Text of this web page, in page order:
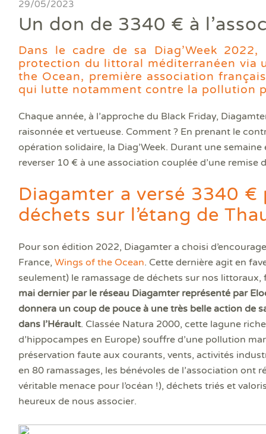
Actualités
Trouver une agence
Devenir franchisé
Offres d'emploi
Contact
29/05/2023
Un don de 3340 € à
Dans le cadre de sa Diag’Week
protection du littoral méditerranéen via
the Ocean, première association
qui lutte notamment contre la pollution
Chaque année, à l’approche du Black Friday,
raisonnée et vertueuse. Comment ? En prenant le
opération solidaire, la Diag’Week. Durant une
reverser 10 € à une association couplée d’une
Diagamter a versé 3340
déchets sur l’étang de
Pour son édition 2022, Diagamter a choisi
France, Wings of the Ocean. Cette dernière agit en
seulement) le ramassage de déchets sur nos
mai dernier par le réseau Diagamter représenté par
donnera un coup de pouce à une très belle action de
dans l’Hérault. Classée Natura 2000, cette lagune
d’hippocampes en Europe) souffre d’une pollution
préservation faute aux courants, vents, activités
en 80 ramassages, les bénévoles de l’association
véritable menace pour l’océan !), déchets triés et
heureux de nous associer.